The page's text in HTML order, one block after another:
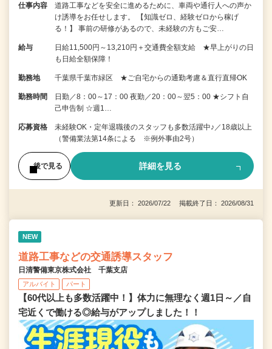
仕事内容
道路工事などを安全に進めるために、車両や通行人への声か
け誘導をお任せします。 【知識ゼロ、経験ゼロから稼げ
る！】 事前の研修があるので、未経験の方もご安…
給与
日給11,500円～13,210円＋交通費全額支給 ★早上がりの日
も日給全額保障！
勤務地 千葉県千葉市緑区 ★ご自宅からの通勤考慮＆直行直帰OK
勤務時間
日勤／8：00～17：00 夜勤／20：00～翌5：00 ★シフト自
己申告制 ☆週1…
応募資格
未経験OK・定年退職後のスタッフも多数活躍中♪／18歳以上
（警備業法第14条による ※例外事由2号）
後で見る 詳細を見る
更新日： 2026/07/22 掲載終了日： 2026/08/31
NEW
道路工事などの交通誘導スタッフ
日清警備東京株式会社 千葉支店
アルバイト パート
【60代以上も多数活躍中！】体力に無理なく週1日～／自
宅近くで働ける◎給与がアップしました！！